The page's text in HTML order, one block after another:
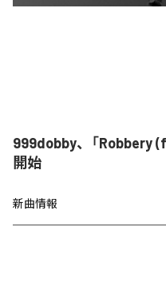
999dobby、「Robbery
開始
新曲情報